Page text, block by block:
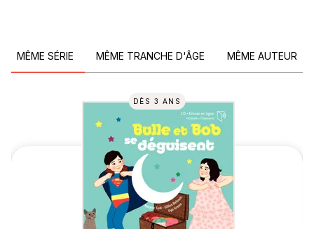
MÊME SÉRIE MÊME TRANCHE D'ÂGE MÊME AUTEUR
DÈS 3 ANS